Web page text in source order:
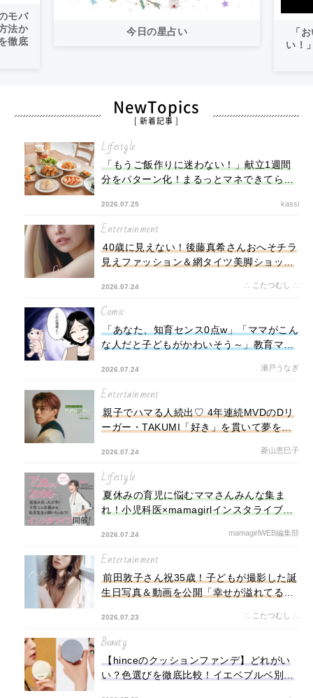
NewTopics
[ 新着記事 ]
Lifestyle
「もうご飯作りに迷わない！」献立1週間
分をパターン化！まるっとマネできてらく
2026.07.25 kassi
Entertainment
40歳に見えない！後藤真希さんおへそチラ
見えファッション＆網タイツ美脚ショット
「歳取らないのか？？」「へそピイカして
る」
2026.07.24 ∴ こたつむし ∴
Comic
「あなた、知育センス0点w」「ママがこん
な人だと子どもがかわいそう～」教育ママ
⇒「はい、このおもちゃ没収～」ママ友が
無理やりおもちゃを奪って・・・
2026.07.24 瀬戸うなぎ
Entertainment
親子でハマる人続出♡ 4年連続MVDのDリ
ーガー・TAKUMI「好き」を貫いて夢をつ
2026.07.24 菱山恵巳子
Lifestyle
夏休みの育児に悩むママさんみんな集ま
れ！小児科医×mamagirlインスタライブ開
2026.07.24 mamagirlWEB編集部
Entertainment
前田敦子さん祝35歳！子どもが撮影した誕
生日写真＆動画を公開「幸せが溢れてる
2026.07.23 ∴ こたつむし ∴
Beauty
【hinceのクッションファンデ】どれがい
い？色選びを徹底比較！イエベブルベ別お
モバ
法か
徹底
今日の星占い
「
い！